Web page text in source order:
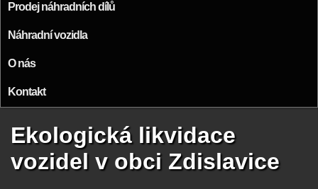
Prodej náhradních dílů
Náhradní vozidla
O nás
Kontakt
Ekologická likvidace
vozidel v obci Zdislavice